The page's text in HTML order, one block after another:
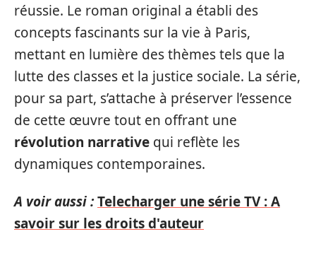
réussie. Le roman original a établi des
concepts fascinants sur la vie à Paris,
mettant en lumière des thèmes tels que la
lutte des classes et la justice sociale. La série,
pour sa part, s’attache à préserver l’essence
de cette œuvre tout en offrant une
révolution narrative qui reflète les
dynamiques contemporaines.
A voir aussi :Telecharger une série TV : A
savoir sur les droits d'auteur